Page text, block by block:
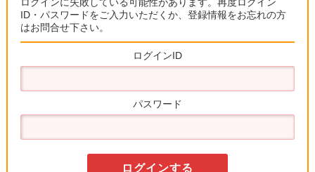
ID・パスワードをご入力いただくか、登録情報をお忘れの方
はお問合せ下さい。
ログインID
パスワード